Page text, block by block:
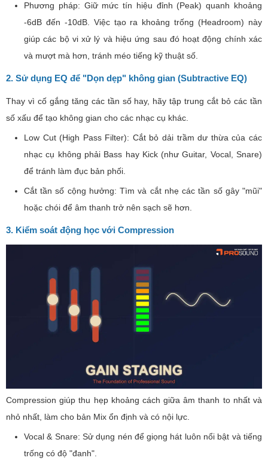
Phương pháp: Giữ mức tín hiệu đỉnh (Peak) quanh khoảng
-6dB đến -10dB. Việc tạo ra khoảng trống (Headroom) này
giúp các bộ vi xử lý và hiệu ứng sau đó hoạt động chính xác
và mượt mà hơn, tránh méo tiếng kỹ thuật số.
2. Sử dụng EQ để "Dọn dẹp" không gian (Subtractive EQ)
Thay vì cố gắng tăng các tần số hay, hãy tập trung cắt bỏ các tần
số xấu để tạo không gian cho các nhạc cụ khác.
Low Cut (High Pass Filter): Cắt bỏ dải trầm dư thừa của các
nhạc cụ không phải Bass hay Kick (như Guitar, Vocal, Snare)
để tránh làm đục bản phối.
Cắt tần số cộng hưởng: Tìm và cắt nhẹ các tần số gây "mũi"
hoặc chói để âm thanh trở nên sạch sẽ hơn.
3. Kiểm soát động học với Compression
Compression giúp thu hẹp khoảng cách giữa âm thanh to nhất và
nhỏ nhất, làm cho bản Mix ổn định và có nội lực.
Vocal & Snare: Sử dụng nén để giọng hát luôn nổi bật và tiếng
trống có độ "đanh".